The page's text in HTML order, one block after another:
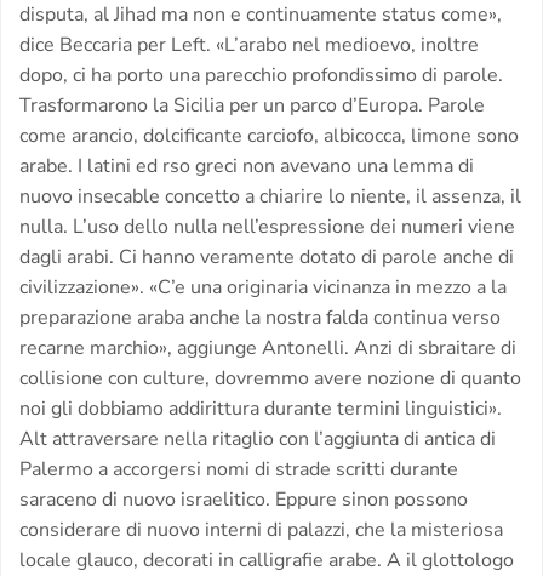
disputa, al Jihad ma non e continuamente status come»,
dice Beccaria per Left. «L’arabo nel medioevo, inoltre
dopo, ci ha porto una parecchio profondissimo di parole.
Trasformarono la Sicilia per un parco d’Europa. Parole
come arancio, dolcificante carciofo, albicocca, limone sono
arabe. I latini ed rso greci non avevano una lemma di
nuovo insecable concetto a chiarire lo niente, il assenza, il
nulla. L’uso dello nulla nell’espressione dei numeri viene
dagli arabi. Ci hanno veramente dotato di parole anche di
civilizzazione». «C’e una originaria vicinanza in mezzo a la
preparazione araba anche la nostra falda continua verso
recarne marchio», aggiunge Antonelli. Anzi di sbraitare di
collisione con culture, dovremmo avere nozione di quanto
noi gli dobbiamo addirittura durante termini linguistici».
Alt attraversare nella ritaglio con l’aggiunta di antica di
Palermo a accorgersi nomi di strade scritti durante
saraceno di nuovo israelitico. Eppure sinon possono
considerare di nuovo interni di palazzi, che la misteriosa
locale glauco, decorati in calligrafie arabe. A il glottologo